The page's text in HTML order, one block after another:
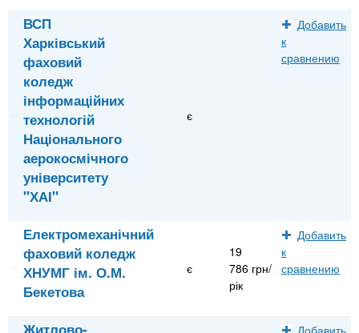
ВСП
Харківський
фаховий
коледж
інформаційних
технологій
Національного
аерокосмічного
університету
"ХАІ"
є
Добавить
к
сравнению
Електромеханічний
фаховий коледж
ХНУМГ ім. О.М.
Бекетова
є
19
786 грн/
рік
Добавить
к
сравнению
Житлово-
Добавить